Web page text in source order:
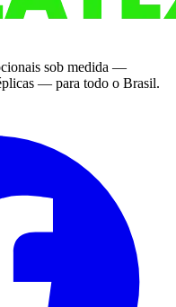
sob medida —
— para todo o Brasil.